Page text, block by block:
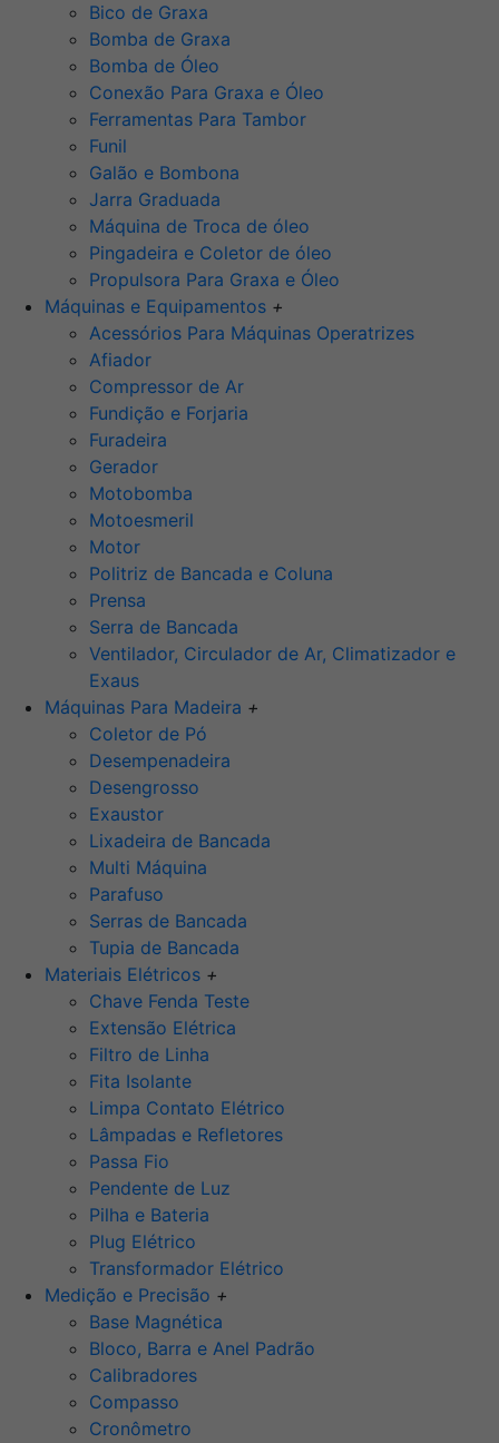
Bico de Graxa
Bomba de Graxa
Bomba de Óleo
Conexão Para Graxa e Óleo
Ferramentas Para Tambor
Funil
Galão e Bombona
Jarra Graduada
Máquina de Troca de óleo
Pingadeira e Coletor de óleo
Propulsora Para Graxa e Óleo
Máquinas e Equipamentos +
Acessórios Para Máquinas Operatrizes
Afiador
Compressor de Ar
Fundição e Forjaria
Furadeira
Gerador
Motobomba
Motoesmeril
Motor
Politriz de Bancada e Coluna
Prensa
Serra de Bancada
Ventilador, Circulador de Ar, Climatizador e
Exaus
Máquinas Para Madeira +
Coletor de Pó
Desempenadeira
Desengrosso
Exaustor
Lixadeira de Bancada
Multi Máquina
Parafuso
Serras de Bancada
Tupia de Bancada
Materiais Elétricos +
Chave Fenda Teste
Extensão Elétrica
Filtro de Linha
Fita Isolante
Limpa Contato Elétrico
Lâmpadas e Refletores
Passa Fio
Pendente de Luz
Pilha e Bateria
Plug Elétrico
Transformador Elétrico
Medição e Precisão +
Base Magnética
Bloco, Barra e Anel Padrão
Calibradores
Compasso
Cronômetro